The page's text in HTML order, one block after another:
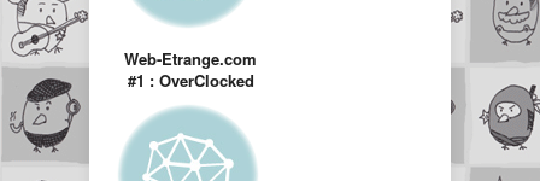
Web-Etrange.com
#1 : OverClocked
ReMix